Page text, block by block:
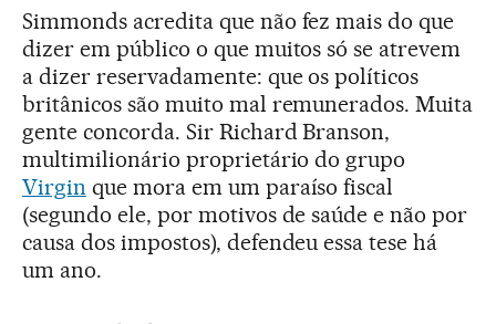
Simmonds acredita que não fez mais do que
dizer em público o que muitos só se atrevem
a dizer reservadamente: que os políticos
britânicos são muito mal remunerados. Muita
gente concorda. Sir Richard Branson,
multimilionário proprietário do grupo
Virgin que mora em um paraíso fiscal
(segundo ele, por motivos de saúde e não por
causa dos impostos), defendeu essa tese há
um ano.